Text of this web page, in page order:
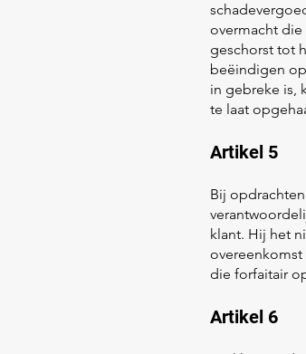
overmacht
geschorst tot
beëindigen
in gebreke is,
te laat
Artikel 5
Bij
klant. Hij het
die forfaitair
Artikel 6